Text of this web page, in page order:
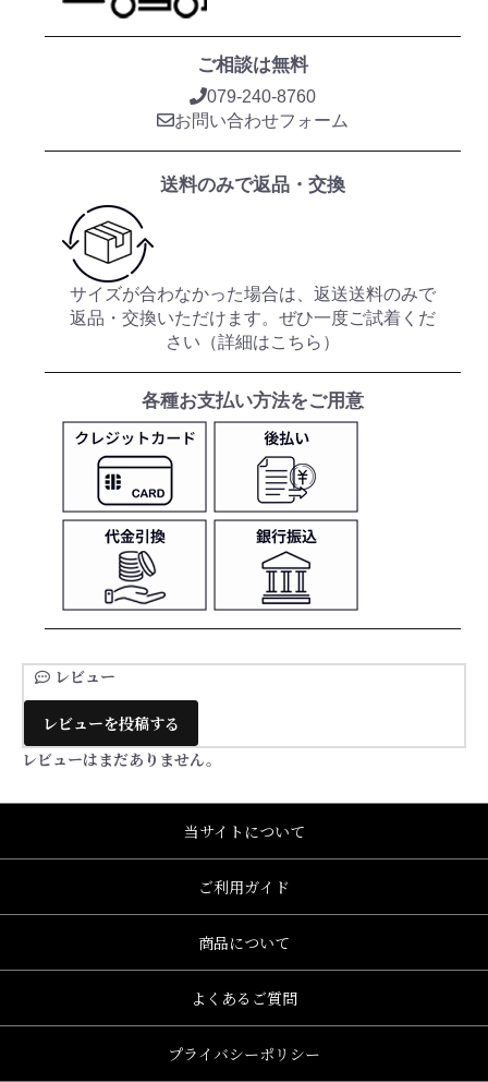
ご相談は無料
079-240-8760
お問い合わせフォーム
送料のみで返品・交換
サイズが合わなかった場合は、返送送料のみで
返品・交換いただけます。ぜひ一度ご試着くだ
さい（詳細はこちら ）
各種お支払い方法をご用意
レビュー
レビューを投稿する
レビューはまだありません。
当サイトについて
ご利用ガイド
商品について
よくあるご質問
プライバシーポリシー